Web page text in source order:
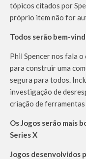
tópicos citados por
próprio item não for
Todos serão bem-
Phil Spencer nos fala
para construir uma
segura para todos.
investigação de
criação de ferramentas
Os Jogos serão mais
Series X
Jogos desenvolvidos